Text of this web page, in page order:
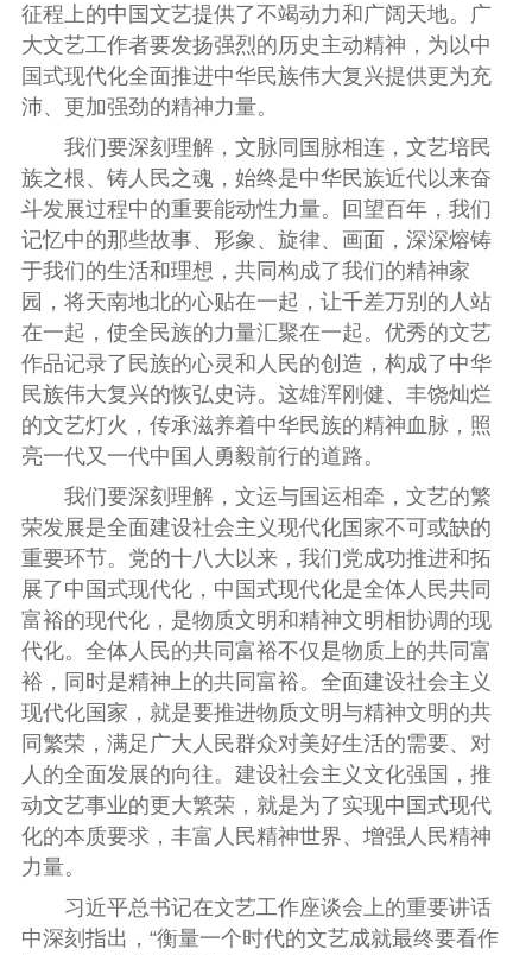
征程上的中国文艺提供了不竭动力和广阔天地。广
大文艺工作者要发扬强烈的历史主动精神，为以中
国式现代化全面推进中华民族伟大复兴提供更为充
沛、更加强劲的精神力量。
我们要深刻理解，文脉同国脉相连，文艺培民
族之根、铸人民之魂，始终是中华民族近代以来奋
斗发展过程中的重要能动性力量。回望百年，我们
记忆中的那些故事、形象、旋律、画面，深深熔铸
于我们的生活和理想，共同构成了我们的精神家
园，将天南地北的心贴在一起，让千差万别的人站
在一起，使全民族的力量汇聚在一起。优秀的文艺
作品记录了民族的心灵和人民的创造，构成了中华
民族伟大复兴的恢弘史诗。这雄浑刚健、丰饶灿烂
的文艺灯火，传承滋养着中华民族的精神血脉，照
亮一代又一代中国人勇毅前行的道路。
我们要深刻理解，文运与国运相牵，文艺的繁
荣发展是全面建设社会主义现代化国家不可或缺的
重要环节。党的十八大以来，我们党成功推进和拓
展了中国式现代化，中国式现代化是全体人民共同
富裕的现代化，是物质文明和精神文明相协调的现
代化。全体人民的共同富裕不仅是物质上的共同富
裕，同时是精神上的共同富裕。全面建设社会主义
现代化国家，就是要推进物质文明与精神文明的共
同繁荣，满足广大人民群众对美好生活的需要、对
人的全面发展的向往。建设社会主义文化强国，推
动文艺事业的更大繁荣，就是为了实现中国式现代
化的本质要求，丰富人民精神世界、增强人民精神
力量。
习近平总书记在文艺工作座谈会上的重要讲话
中深刻指出，“衡量一个时代的文艺成就最终要看作